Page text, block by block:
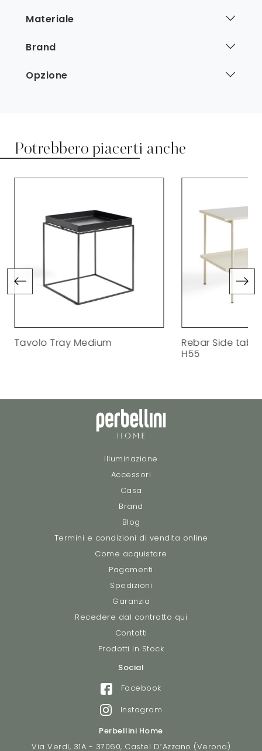
Materiale
Brand
Opzione
Potrebbero piacerti anche
Tavolo Tray Medium
Rebar Side table
H55
Illuminazione
Accessori
Casa
Brand
Blog
Termini e condizioni di vendita online
Come acquistare
Pagamenti
Spedizioni
Garanzia
Recedere dal contratto qui
Contatti
Prodotti In Stock
Social
Facebook
Instagram
Perbellini Home
Via Verdi, 31A - 37060, Castel D’Azzano (Verona)